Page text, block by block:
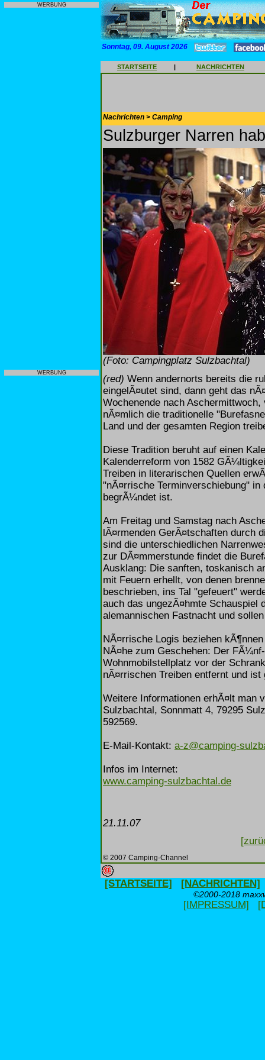
WERBUNG
WERBUNG
Sonntag, 09. August 2026
STARTSEITE | NACHRICHTEN
Nachrichten > Camping
Sulzburger Narren
(Foto: Campingplatz Sulzbachtal)
(red) Wenn andernorts bereits die
eingelÃ¤utet sind, dann geht das
Wochenende nach
nÃ¤mlich die traditionelle
Land und der gesamten Region
Diese Tradition beruht auf einen
Kalenderreform von 1582
Treiben in literarischen Quellen
"nÃ¤rrische Terminverschiebung"
begrÃ¼ndet ist.
Am Freitag und Samstag nach
lÃ¤rmenden GerÃ¤tschaften durch
sind die unterschiedlichen
zur DÃ¤mmerstunde findet die
Ausklang: Die sanften, toskanisch
mit Feuern erhellt, von denen
beschrieben, ins Tal "gefeuert"
auch das ungezÃ¤hmte Schauspiel
alemannischen Fastnacht und
NÃ¤rrische Logis beziehen
NÃ¤he zum Geschehen: Der
Wohnmobilstellplatz vor der
nÃ¤rrischen Treiben entfernt und
Weitere Informationen erhÃ¤lt man
Sulzbachtal, Sonnmatt 4, 79295
592569.
E-Mail-Kontakt: a-z@camping-
Infos im Internet:
www.camping-sulzbachtal.de
21.11.07
© 2007 Camping-Channel
[STARTSEITE] [NACHRICHTEN]
©2000-2018
[IMPRESSUM]